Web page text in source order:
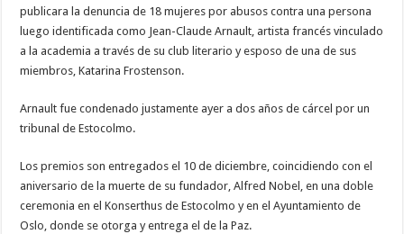
publicara la denuncia de 18 mujeres por abusos contra una persona
luego identificada como Jean-Claude Arnault, artista francés vinculado
a la academia a través de su club literario y esposo de una de sus
miembros, Katarina Frostenson.
Arnault fue condenado justamente ayer a dos años de cárcel por un
tribunal de Estocolmo.
Los premios son entregados el 10 de diciembre, coincidiendo con el
aniversario de la muerte de su fundador, Alfred Nobel, en una doble
ceremonia en el Konserthus de Estocolmo y en el Ayuntamiento de
Oslo, donde se otorga y entrega el de la Paz.